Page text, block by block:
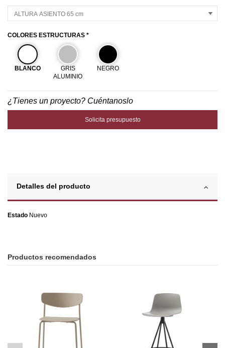
COLORES ESTRUCTURAS *
BLANCO
GRIS
ALUMINIO
NEGRO
¿Tienes un proyecto? Cuéntanoslo
Solicita presupuesto
Detalles del producto
Estado Nuevo
Productos recomendados